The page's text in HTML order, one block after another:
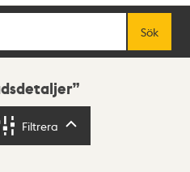
Sök
Filtrera